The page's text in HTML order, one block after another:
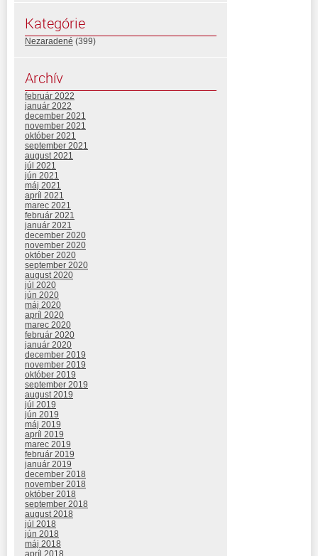
Kategórie
Nezaradené (399)
Archív
február 2022
január 2022
december 2021
november 2021
október 2021
september 2021
august 2021
júl 2021
jún 2021
máj 2021
apríl 2021
marec 2021
február 2021
január 2021
december 2020
november 2020
október 2020
september 2020
august 2020
júl 2020
jún 2020
máj 2020
apríl 2020
marec 2020
február 2020
január 2020
december 2019
november 2019
október 2019
september 2019
august 2019
júl 2019
jún 2019
máj 2019
apríl 2019
marec 2019
február 2019
január 2019
december 2018
november 2018
október 2018
september 2018
august 2018
júl 2018
jún 2018
máj 2018
apríl 2018